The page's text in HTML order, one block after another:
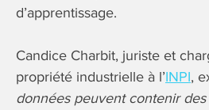
d’apprentissage.
Candice Charbit, juriste et
propriété industrielle à l’INPI,
données peuvent contenir